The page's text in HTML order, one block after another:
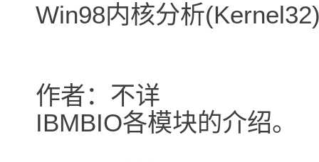
Win98内核分析
作者：不详
IBMBIO各模块的介绍。